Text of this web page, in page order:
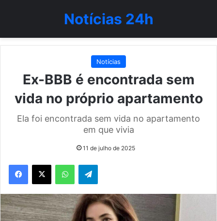
Notícias 24h
Notícias
Ex-BBB é encontrada sem
vida no próprio apartamento
Ela foi encontrada sem vida no apartamento
em que vivia
11 de julho de 2025
WhatsAppTelegram